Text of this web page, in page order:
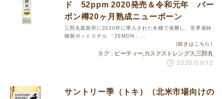
ド 52ppm 2020発売＆令和元年 バー
ボン樽20ヶ月熟成ニューボーン
三郎丸蒸留所に2020年に導入された木桶で発酵し、世界発鋳
物製ポットスチル 「ZEMON」...
［続きはこちら］
ピーティーカスクストレングス三郎丸
2020/09/12
サントリー季（トキ）（北米市場向けの